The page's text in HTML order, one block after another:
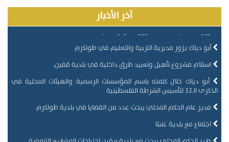
آخر الأخبار
المنتخبة
وزارة الحكم المحلي تشروع بتطوير نظام تصنيف الهيئات المحلية
الذكرى الـ32 لتأسيس الشرطة الفلسطينية